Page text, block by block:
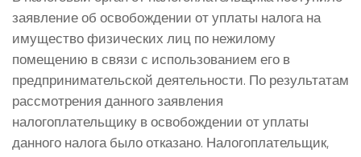
заявление об освобождении от уплаты налога на
имущество физических лиц по нежилому
помещению в связи с использованием его в
предпринимательской деятельности. По результатам
рассмотрения данного заявления
налогоплательщику в освобождении от уплаты
данного налога было отказано. Налогоплательщик,